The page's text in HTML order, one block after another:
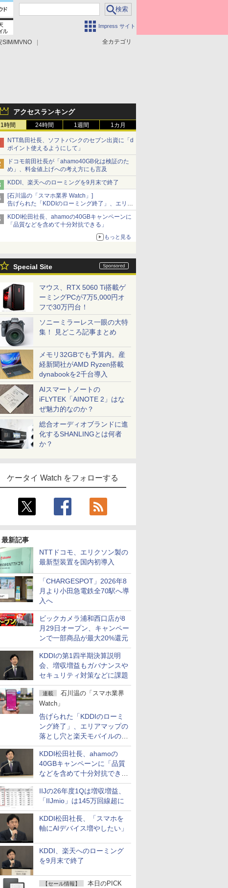
Impress サイト
全カテゴリ
SIM/MVNO
アクセスランキング
1時間 24時間 1週間 1カ月
NTT島田社長、ソフトバンクのセブン出資に「d
ポイント使えるようにして」
ドコモ前田社長が「ahamo40GB化は検証のた
め」、料金値上げへの考え方にも言及
KDDI、楽天へのローミングを9月末で終了
[石川温の「スマホ業界 Watch」]
告げられた「KDDIのローミング終了」、エリア
マップの落とし穴と楽天モバイルの課題
KDDI松田社長、ahamoの40GBキャンペーンに
「品質などを含めて十分対抗できる」
もっと見る
Special Site
マウス、RTX 5060 Ti搭載ゲ
ーミングPCが7万5,000円オ
フで30万円台！
ソニーミラーレス一眼の大特
集！ 見どころ記事まとめ
メモリ32GBでも予算内。産
経新聞社がAMD Ryzen搭載
dynabookを2千台導入
AIスマートノートの
iFLYTEK「AINOTE 2」はな
ぜ魅力的なのか？
総合オーディオブランドに進
化するSHANLINGとは何者
か？
ケータイ Watch をフォローする
最新記事
NTTドコモ、エリクソン製の
最新型装置を国内初導入
「CHARGESPOT」2026年8
月より小田急電鉄全70駅へ導
入へ
ビックカメラ浦和西口店が8
月29日オープン、キャンペー
ンで一部商品が最大20%還元
KDDIの第1四半期決算説明
会、増収増益もガバナンスや
セキュリティ対策などに課題
連載
石川温の「スマホ業界
Watch」
告げられた「KDDIのローミ
ング終了」、エリアマップの
落とし穴と楽天モバイルの課
題
KDDI松田社長、ahamoの
40GBキャンペーンに「品質
などを含めて十分対抗でき
る」
IIJの26年度1Qは増収増益、
「IIJmio」は145万回線超に
KDDI松田社長、「スマホを
軸にAIデバイス増やしたい」
KDDI、楽天へのローミング
を9月末で終了
【セール情報】
本日のPICK